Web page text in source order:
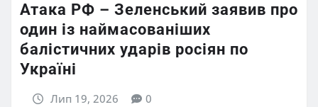
Атака РФ – Зеленський заявив про
один із наймасованіших
балістичних ударів росіян по
Україні
Лип 19, 2026 0